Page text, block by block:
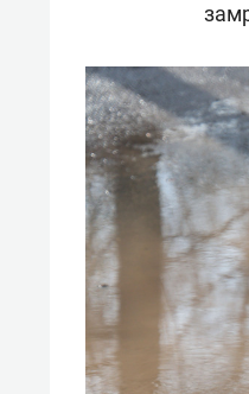
Рекомендуем
Как ГК «МИР
создают
комфорта